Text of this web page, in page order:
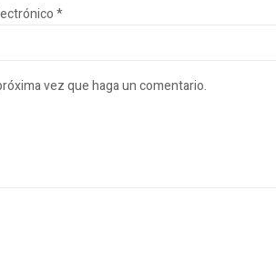
*
vez que haga un comentario.